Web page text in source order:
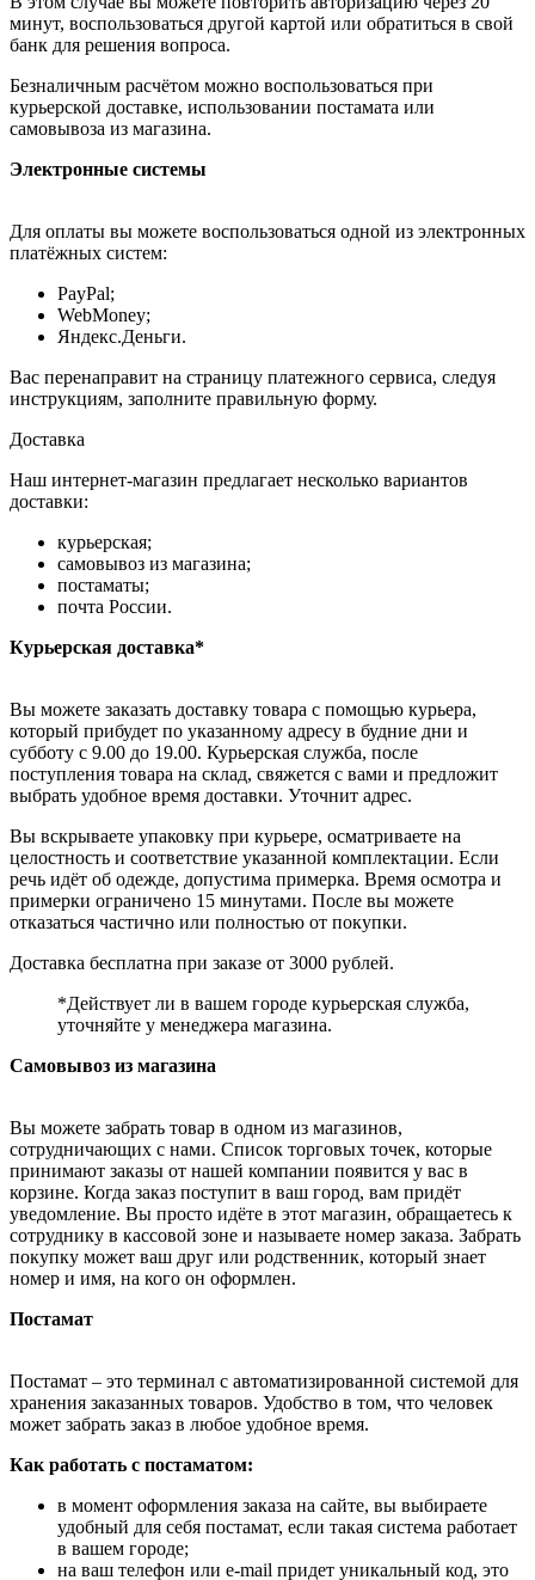
минут, воспользоваться другой картой или обратиться в свой
банк для решения вопроса.
Безналичным расчётом можно воспользоваться при
курьерской доставке, использовании постамата или
самовывоза из магазина.
Электронные системы
Для оплаты вы можете воспользоваться одной из электронных
платёжных систем:
PayPal;
WebMoney;
Яндекс.Деньги.
Вас перенаправит на страницу платежного сервиса, следуя
инструкциям, заполните правильную форму.
Доставка
Наш интернет-магазин предлагает несколько вариантов
доставки:
курьерская;
самовывоз из магазина;
постаматы;
почта России.
Курьерская доставка*
Вы можете заказать доставку товара с помощью курьера,
который прибудет по указанному адресу в будние дни и
субботу с 9.00 до 19.00. Курьерская служба, после
поступления товара на склад, свяжется с вами и предложит
выбрать удобное время доставки. Уточнит адрес.
Вы вскрываете упаковку при курьере, осматриваете на
целостность и соответствие указанной комплектации. Если
речь идёт об одежде, допустима примерка. Время осмотра и
примерки ограничено 15 минутами. После вы можете
отказаться частично или полностью от покупки.
Доставка бесплатна при заказе от 3000 рублей.
*Действует ли в вашем городе курьерская служба,
уточняйте у менеджера магазина.
Самовывоз из магазина
Вы можете забрать товар в одном из магазинов,
сотрудничающих с нами. Список торговых точек, которые
принимают заказы от нашей компании появится у вас в
корзине. Когда заказ поступит в ваш город, вам придёт
уведомление. Вы просто идёте в этот магазин, обращаетесь к
сотруднику в кассовой зоне и называете номер заказа. Забрать
покупку может ваш друг или родственник, который знает
номер и имя, на кого он оформлен.
Постамат
Постамат – это терминал с автоматизированной системой для
хранения заказанных товаров. Удобство в том, что человек
может забрать заказ в любое удобное время.
Как работать с постаматом:
в момент оформления заказа на сайте, вы выбираете
удобный для себя постамат, если такая система работает
в вашем городе;
на ваш телефон или e-mail придет уникальный код, это